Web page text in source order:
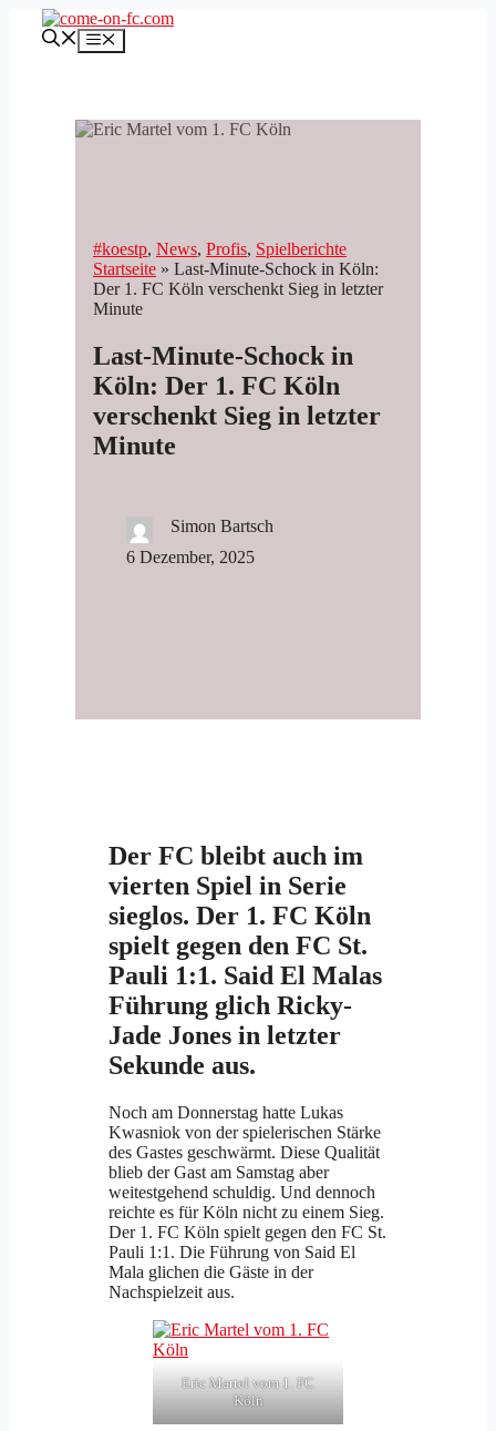
Inhalt
Menü
#koestp, News, Profis, Spielberichte
Startseite » Last-Minute-Schock in Köln:
Der 1. FC Köln verschenkt Sieg in letzter
Minute
Last-Minute-Schock in
Köln: Der 1. FC Köln
verschenkt Sieg in letzter
Minute
Simon Bartsch
6 Dezember, 2025
Der FC bleibt auch im
vierten Spiel in Serie
sieglos. Der 1. FC Köln
spielt gegen den FC St.
Pauli 1:1. Said El Malas
Führung glich Ricky-
Jade Jones in letzter
Sekunde aus.
Noch am Donnerstag hatte Lukas
Kwasniok von der spielerischen Stärke
des Gastes geschwärmt. Diese Qualität
blieb der Gast am Samstag aber
weitestgehend schuldig. Und dennoch
reichte es für Köln nicht zu einem Sieg.
Der 1. FC Köln spielt gegen den FC St.
Pauli 1:1. Die Führung von Said El
Mala glichen die Gäste in der
Nachspielzeit aus.
Eric Martel vom 1. FC
Köln